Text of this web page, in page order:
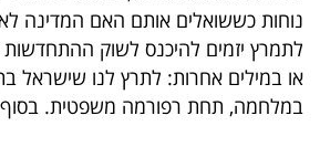
אדום
פרסמו
נוחות כששואלים אותם האם המדינה
לתמרץ יזמים להיכנס לשוק ההתחדשות
או במילים אחרות: לתרץ לנו שישראל
במלחמה, תחת רפורמה משפטית.